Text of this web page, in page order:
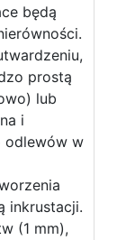
będą
prostą
lub
i
odlewów w
inkrustacji.
(1 mm),